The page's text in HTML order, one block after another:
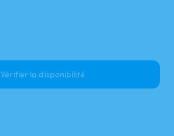
Vérifier la disponibilité